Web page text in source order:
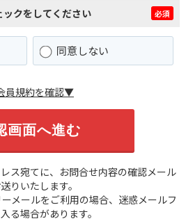
クをしてください 必須
同意しない
員規約を確認▼
ス宛てに、お問合せ内容の確認メール
りいたします。
メールをご利用の場合、迷惑メールフ
る場合があります。